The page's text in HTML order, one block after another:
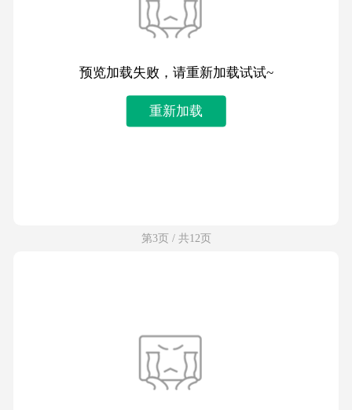
预览加载失败，请重新加载试试~
重新加载
第3页 / 共12页